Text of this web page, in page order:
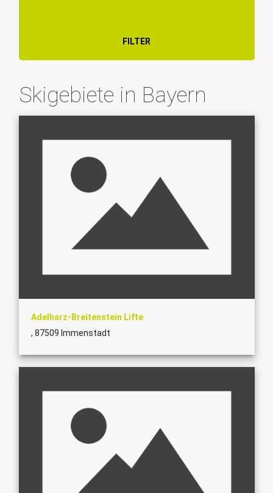
FILTER
Skigebiete in Bayern
Adelharz-Breitenstein Lifte
, 87509 Immenstadt